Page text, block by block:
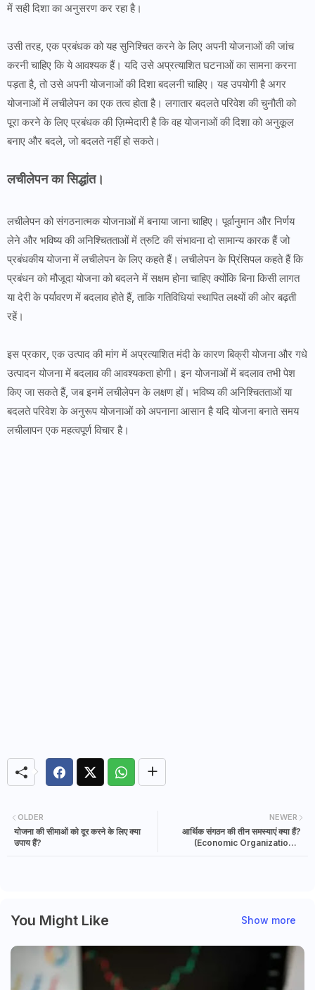
में सही दिशा का अनुसरण कर रहा है।
उसी तरह, एक प्रबंधक को यह सुनिश्चित करने के लिए अपनी योजनाओं की जांच
करनी चाहिए कि ये आवश्यक हैं। यदि उसे अप्रत्याशित घटनाओं का सामना करना
पड़ता है, तो उसे अपनी योजनाओं की दिशा बदलनी चाहिए। यह उपयोगी है अगर
योजनाओं में लचीलेपन का एक तत्व होता है। लगातार बदलते परिवेश की चुनौती को
पूरा करने के लिए प्रबंधक की ज़िम्मेदारी है कि वह योजनाओं की दिशा को अनुकूल
बनाए और बदले, जो बदलते नहीं हो सकते।
लचीलेपन का सिद्धांत।
लचीलेपन को संगठनात्मक योजनाओं में बनाया जाना चाहिए। पूर्वानुमान और निर्णय
लेने और भविष्य की अनिश्चितताओं में त्रुटि की संभावना दो सामान्य कारक हैं जो
प्रबंधकीय योजना में लचीलेपन के लिए कहते हैं। लचीलेपन के प्रिंसिपल कहते हैं कि
प्रबंधन को मौजूदा योजना को बदलने में सक्षम होना चाहिए क्योंकि बिना किसी लागत
या देरी के पर्यावरण में बदलाव होते हैं, ताकि गतिविधियां स्थापित लक्ष्यों की ओर बढ़ती
रहें।
इस प्रकार, एक उत्पाद की मांग में अप्रत्याशित मंदी के कारण बिक्री योजना और गधे
उत्पादन योजना में बदलाव की आवश्यकता होगी। इन योजनाओं में बदलाव तभी पेश
किए जा सकते हैं, जब इनमें लचीलेपन के लक्षण हों। भविष्य की अनिश्चितताओं या
बदलते परिवेश के अनुरूप योजनाओं को अपनाना आसान है यदि योजना बनाते समय
लचीलापन एक महत्वपूर्ण विचार है।
NEWER
आर्थिक संगठन की तीन समस्याएं क्या हैं?
(Economic Organization 3
OLDER
योजना की सीमाओं को दूर करने के लिए क्या
उपाय हैं?
You Might Like Show more